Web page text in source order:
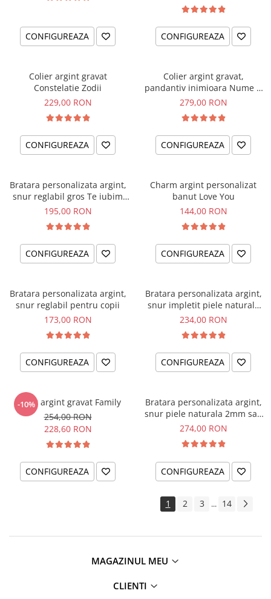
CONFIGUREAZA CONFIGUREAZA
Colier argint gravat
Constelatie Zodii
229,00 RON
CONFIGUREAZA
Colier argint gravat,
pandantiv inimioara Nume &
Simbol
279,00 RON
CONFIGUREAZA
Bratara personalizata argint,
snur reglabil gros Te iubim
Tati
195,00 RON
CONFIGUREAZA
Charm argint personalizat
banut Love You
144,00 RON
CONFIGUREAZA
Bratara personalizata argint,
snur reglabil pentru copii
173,00 RON
CONFIGUREAZA
Bratara personalizata argint,
snur impletit piele naturala
We love Dad
234,00 RON
CONFIGUREAZA
-10%
Colier argint gravat Family
254,00 RON
228,60 RON
CONFIGUREAZA
Bratara personalizata argint,
snur piele naturala 2mm sau
textil Best Dad...
274,00 RON
CONFIGUREAZA
1 2 3 ... 14
MAGAZINUL MEU
CLIENTI